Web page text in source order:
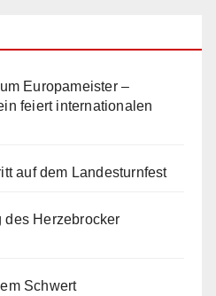
Europameister –
feiert internationalen
auf dem Landesturnfest
des Herzebrocker
Schwert